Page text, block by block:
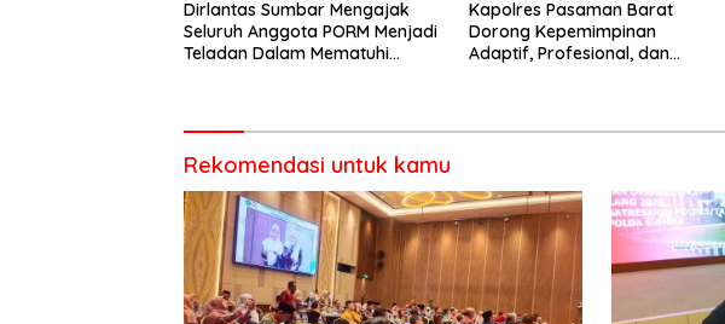
Dirlantas Sumbar Mengajak
Seluruh Anggota PORM Menjadi
Teladan Dalam Mematuhi
Berkendara
Kapolres Pasaman Barat
Dorong Kepemimpinan
Adaptif, Profesional, dan
Rekomendasi untuk kamu